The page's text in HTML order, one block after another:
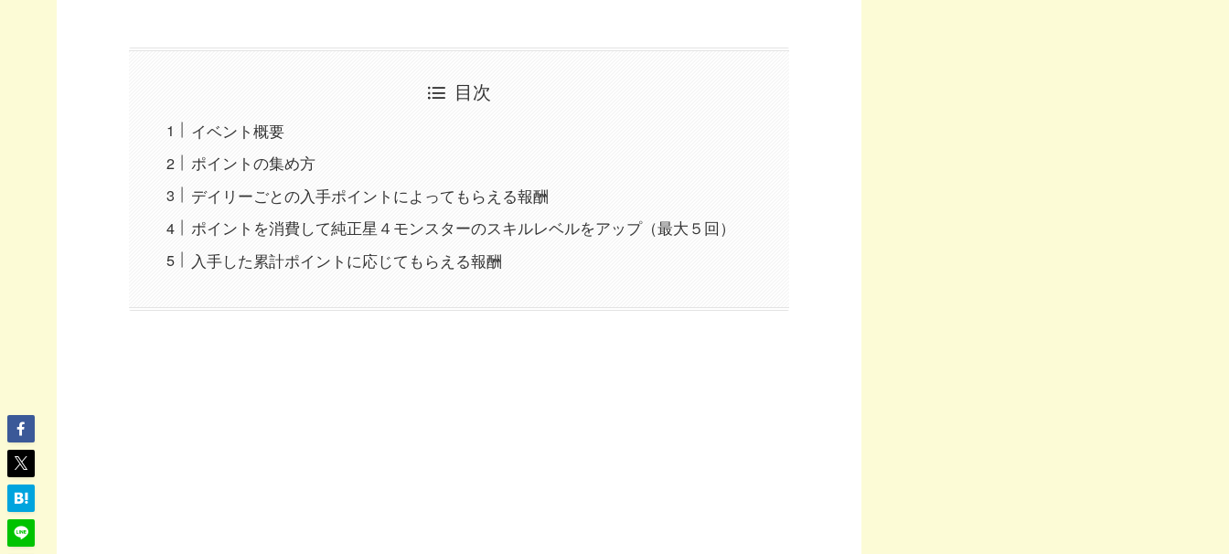
目次
イベント概要
ポイントの集め方
デイリーごとの入手ポイントによってもらえる報酬
ポイントを消費して純正星４モンスターのスキルレベルをアップ（最大５回）
入手した累計ポイントに応じてもらえる報酬